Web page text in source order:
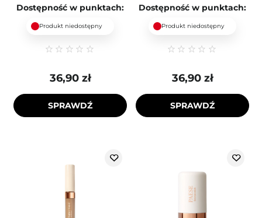
Dostępność w punktach:
Produkt niedostępny
36,90 zł
SPRAWDŹ
Dostępność w punktach:
Produkt niedostępny
36,90 zł
SPRAWDŹ